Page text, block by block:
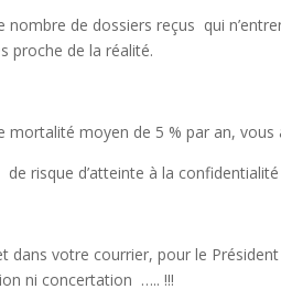
nombre de dossiers reçus qui
proche de la réalité.
mortalité moyen de 5 % par an,
de risque d’atteinte à la
dans votre courrier, pour le
ni concertation ….. !!!